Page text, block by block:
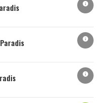
info
info
info